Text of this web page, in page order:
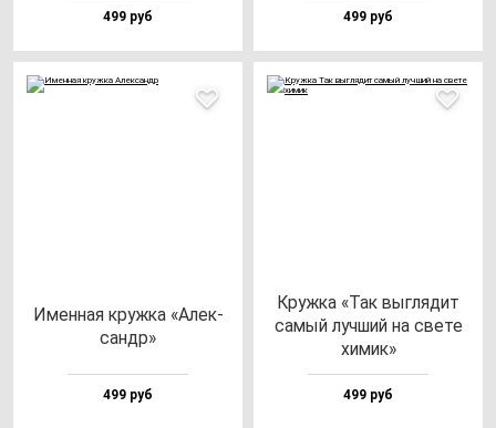
499 руб 499 руб
Имен­ная круж­ка «Алек­
сандр»
499 руб
Круж­ка «Так выг­ля­дит
са­мый луч­ший на све­те
хи­мик»
499 руб